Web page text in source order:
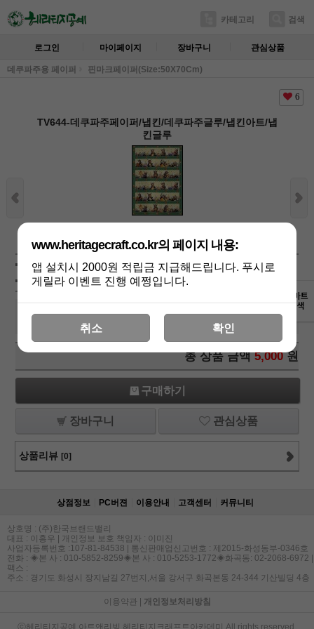
카테고리 검색
로그인 마이페이지 장바구니 관심상품
데쿠파주용 페이퍼 핀마크페이퍼(Size:50X70Cm)
6
TV644-데쿠파주페이퍼/냅킨/데쿠파주글루/냅킨아트/냅
킨글루
상품가 : 5,000원적립금:200원
배송비 : (조건) 지역별 !
데쿠파주페이퍼/냅킨/데쿠파주글루/냅킨아트/냅킨글루
+1 -1 5,000원
총 상품 금액 5,000 원
구매하기
장바구니 관심상품
상품리뷰 [0]
상점정보 PC버젼 이용안내 고객센터 커뮤니티
상호명 : (주)한국브랜드밸리
대표 : 이홍우 | 개인정보 보호 책임자 : 이미진
사업자등록번호 :107-81-84538 | 통신판매업신고번호 : 제2015-화성동부-0346호
전화 : ◈본 사 : 010-5852-8259◈본 사 : 010-5253-1772◈화곡동: 02-2068-6972 |
팩스 :
주소 : 경기도 화성시 장지남길 27번지,서울 강서구 화곡본동 24-344 기산빌딩 4층
이용약관 | 개인정보처리방침
ⓒ헤리티지공예,아트앤리빙,헤리티지크래프트아카데미 All rights reserved.
www.heritagecraft.co.kr의 페이지 내용:
앱 설치시 2000원 적립금 지급해드립니다. 푸시로
게릴라 이벤트 진행 예쩡입니다.
취소 확인